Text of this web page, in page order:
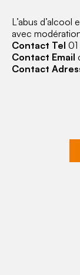
L’abus
avec
Contact Tel
Contact Email
Contact